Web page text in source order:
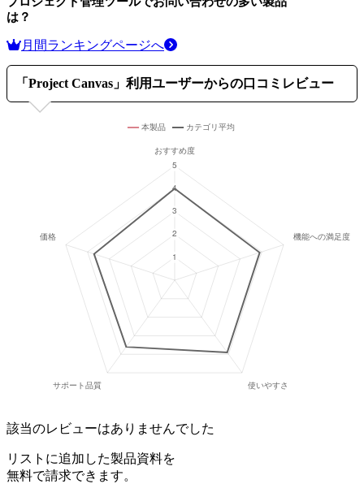
は？
月間ランキングページへ
「 Project Canvas 」利用ユーザーからの口コミレビュー
該当のレビューはありませんでした
リストに追加した製品資料を
無料で請求できます。